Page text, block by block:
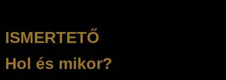
ISMERTETŐ
Hol és mikor?